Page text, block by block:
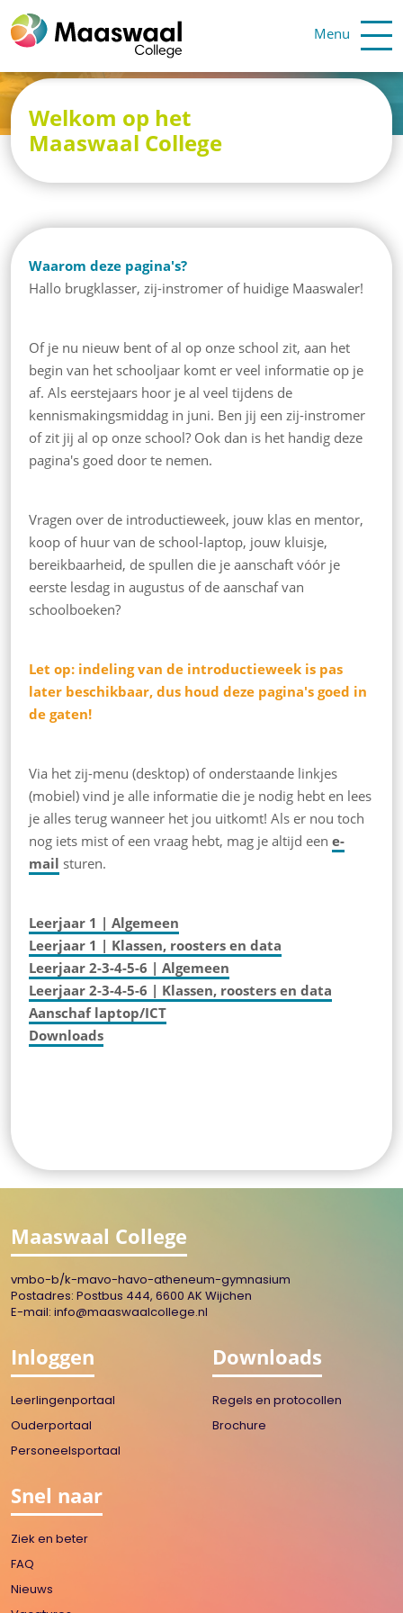
Menu
Welkom op het
Maaswaal College
Waarom deze pagina's?
Hallo brugklasser, zij-instromer of huidige Maaswaler!
Of je nu nieuw bent of al op onze school zit, aan het
begin van het schooljaar komt er veel informatie op je
af. Als eerstejaars hoor je al veel tijdens de
kennismakingsmiddag in juni. Ben jij een zij-instromer
of zit jij al op onze school? Ook dan is het handig deze
pagina's goed door te nemen.
Vragen over de introductieweek, jouw klas en mentor,
koop of huur van de school-laptop, jouw kluisje,
bereikbaarheid, de spullen die je aanschaft vóór je
eerste lesdag in augustus of de aanschaf van
schoolboeken?
Let op: indeling van de introductieweek is pas
later beschikbaar, dus houd deze pagina's goed in
de gaten!
Via het zij-menu (desktop) of onderstaande linkjes
(mobiel) vind je alle informatie die je nodig hebt en lees
je alles terug wanneer het jou uitkomt! Als er nou toch
nog iets mist of een vraag hebt, mag je altijd een e-
mail sturen.
Leerjaar 1 | Algemeen
Leerjaar 1 | Klassen, roosters en data
Leerjaar 2-3-4-5-6 | Algemeen
Leerjaar 2-3-4-5-6 | Klassen, roosters en data
Aanschaf laptop/ICT
Downloads
Maaswaal College
vmbo-b/k-mavo-havo-atheneum-gymnasium
Postadres: Postbus 444, 6600 AK Wijchen
E-mail: info@maaswaalcollege.nl
Inloggen
Leerlingenportaal
Ouderportaal
Personeelsportaal
Downloads
Regels en protocollen
Brochure
Snel naar
Ziek en beter
FAQ
Nieuws